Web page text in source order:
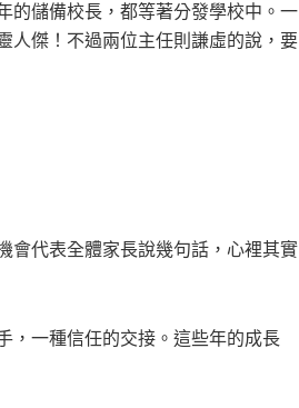
的儲備校長，都等著分發學校中。一
人傑！不過兩位主任則謙虛的說，要
會代表全體家長說幾句話，心裡其實
一種信任的交接。這些年的成長